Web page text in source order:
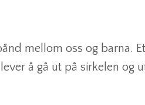
mellom oss og barna.
å gå ut på sirkelen og